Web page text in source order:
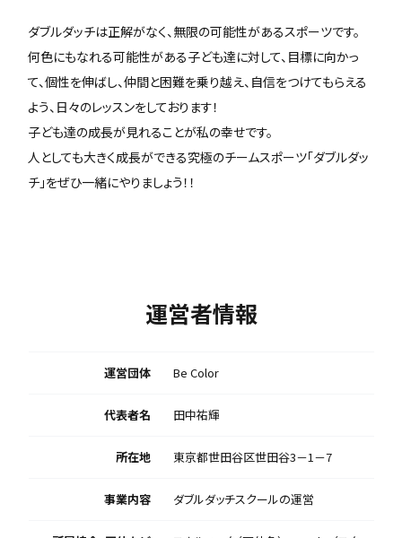
ダブルダッチは正解がなく、無限の可能性があるスポーツです。
何色にもなれる可能性がある子ども達に対して、目標に向かっ
て、個性を伸ばし、仲間と困難を乗り越え、自信をつけてもらえる
よう、日々のレッスンをしております！
子ども達の成長が見れることが私の幸せです。
人としても大きく成長ができる究極のチームスポーツ「ダブルダッ
チ」をぜひ一緒にやりましょう！！
運営者情報
運営団体 Be Color
代表者名 田中祐輝
所在地 東京都世田谷区世田谷3－1－7
事業内容 ダブルダッチスクールの運営